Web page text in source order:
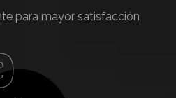
para mayor satisfacción